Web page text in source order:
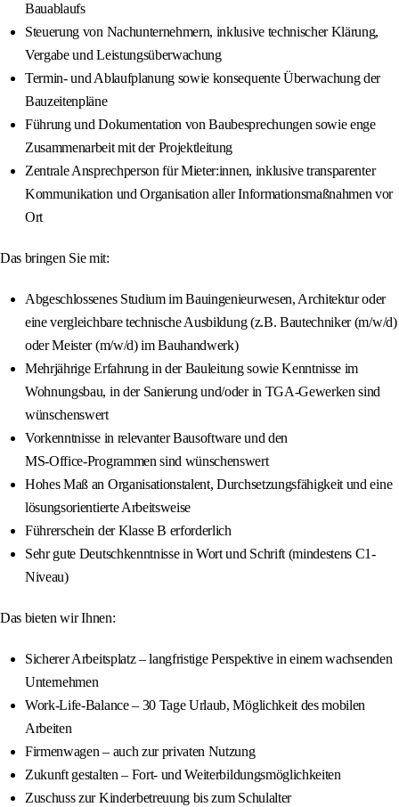
Bauablaufs
Steuerung von Nachunternehmern, inklusive technischer Klärung,
Vergabe und Leistungsüberwachung
Termin- und Ablaufplanung sowie konsequente Überwachung der
Bauzeitenpläne
Führung und Dokumentation von Baubesprechungen sowie enge
Zusammenarbeit mit der Projektleitung
Zentrale Ansprechperson für Mieter:innen, inklusive transparenter
Kommunikation und Organisation aller Informationsmaßnahmen vor
Ort
Das bringen Sie mit:
Abgeschlossenes Studium im Bauingenieurwesen, Architektur oder
eine vergleichbare technische Ausbildung (z.B. Bautechniker (m/w/d)
oder Meister (m/w/d) im Bauhandwerk)
Mehrjährige Erfahrung in der Bauleitung sowie Kenntnisse im
Wohnungsbau, in der Sanierung und/oder in TGA-Gewerken sind
wünschenswert
Vorkenntnisse in relevanter Bausoftware und den
MS‑Office‑Programmen sind wünschenswert
Hohes Maß an Organisationstalent, Durchsetzungsfähigkeit und eine
lösungsorientierte Arbeitsweise
Führerschein der Klasse B erforderlich
Sehr gute Deutschkenntnisse in Wort und Schrift (mindestens C1-
Niveau)
Das bieten wir Ihnen:
Sicherer Arbeitsplatz – langfristige Perspektive in einem wachsenden
Unternehmen
Work-Life-Balance – 30 Tage Urlaub, Möglichkeit des mobilen
Arbeiten
Firmenwagen – auch zur privaten Nutzung
Zukunft gestalten – Fort- und Weiterbildungsmöglichkeiten
Zuschuss zur Kinderbetreuung bis zum Schulalter